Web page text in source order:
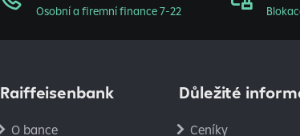
Osobní a firemní finance 7-22
Raiffeisenbank
O bance
Důležité
Ceníky